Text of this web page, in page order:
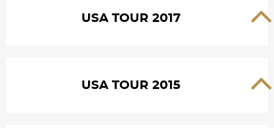
USA TOUR 2017
USA TOUR 2015